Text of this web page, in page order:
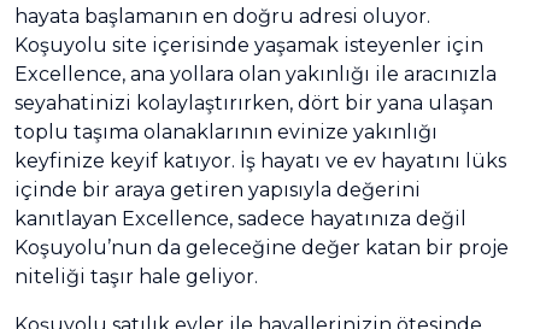
hayata başlamanın en doğru adresi oluyor.
Koşuyolu site içerisinde yaşamak isteyenler için
Excellence, ana yollara olan yakınlığı ile aracınızla
seyahatinizi kolaylaştırırken, dört bir yana ulaşan
toplu taşıma olanaklarının evinize yakınlığı
keyfinize keyif katıyor. İş hayatı ve ev hayatını lüks
içinde bir araya getiren yapısıyla değerini
kanıtlayan Excellence, sadece hayatınıza değil
Koşuyolu’nun da geleceğine değer katan bir proje
niteliği taşır hale geliyor.